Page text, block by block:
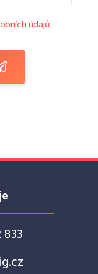
údajů